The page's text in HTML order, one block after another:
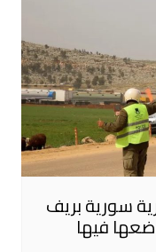
سورية بريف